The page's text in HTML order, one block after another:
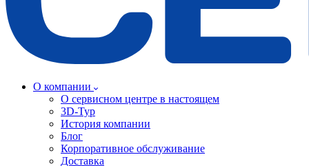
О компании
О сервисном центре в настоящем
3D-Тур
История компании
Блог
Корпоративное обслуживание
Доставка